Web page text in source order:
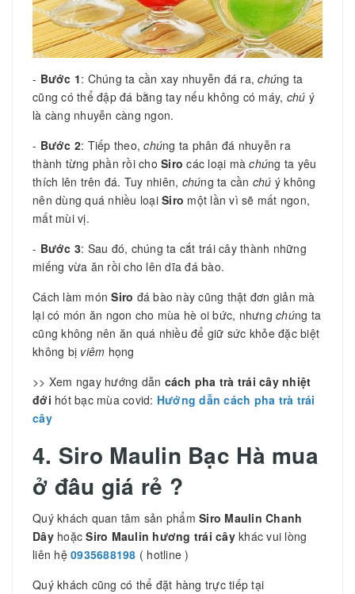
- Bước 1: Chúng ta cần xay nhuyễn đá ra,chúng ta
cũng có thể đập đá bằng tay nếu không có máy, chú ý
là càng nhuyễn càng ngon.
- Bước 2: Tiếp theo,chúng ta phân đá nhuyễn ra
thành từng phần rồi cho Sirocác loại màchúng ta yêu
thích lên trên đá. Tuy nhiên, chúng ta cần chú ý không
nên dùng quá nhiều loại Siro một lần vì sẽ mất ngon,
mất mùi vị.
- Bước 3: Sau đó, chúng ta cắt trái cây thành những
miếng vừa ăn rồi cho lên dĩa đá bào.
Cách làm mónSiro đá bào này cũng thật đơn giản mà
lại có món ăn ngon cho mùa hè oi bức, nhưng chúng ta
cũng không nên ăn quá nhiều để giữ sức khỏe đặc biệt
không bị viêm họng
>> Xem ngay hướng dẫn cách pha trà trái cây nhiệt
đới hót bạc mùa covid: Hướng dẫn cách pha trà trái
cây
4. Siro Maulin Bạc Hà mua
ở đâu giá rẻ ?
Quý khách quan tâm sản phẩm Siro Maulin Chanh
DâyhoặcSiro Maulin hương trái câykhác vui lòng
liên hệ 0935688198 ( hotline )
Quý khách cũng có thể đặt hàng trực tiếp tại